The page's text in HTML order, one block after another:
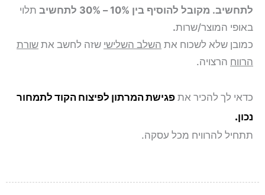
לתחשיב. מקובל להוסיף בין 10% – 30% לתחשיב
תלוי
באופי המוצר/שרות.
כמובן שלא לשכוח את השלב השלישי שזה לחשב את שורת
הרווח הרצויה.
כדאי לך להכיר את פגישת המרתון לפיצוח הקוד לתמחור
נכון.
תתחיל להרוויח מכל עסקה.